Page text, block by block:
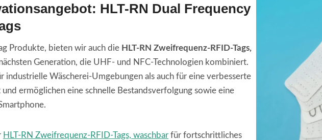
HLT-RN Dual Frequency
Produkte, bieten wir auch die HLT-RN Zweifrequenz-RFID-Tags,
Generation, die UHF- und NFC-Technologien kombiniert.
industrielle Wäscherei-Umgebungen als auch für eine verbesserte
ermöglichen eine schnelle Bestandsverfolgung sowie eine
HLT-RN Zweifrequenz-RFID-Tags, waschbar für fortschrittliches